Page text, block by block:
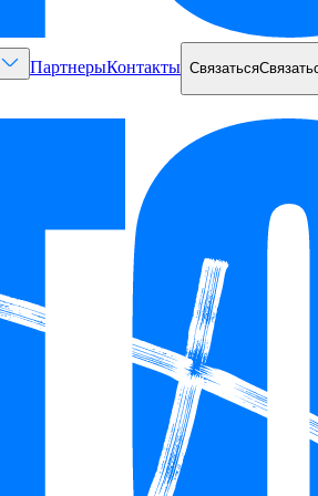
ПартнерыКонтакты Связаться